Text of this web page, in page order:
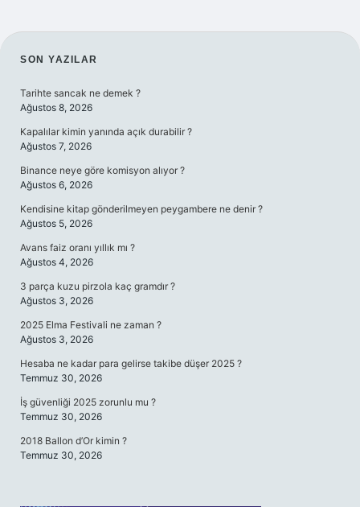
SIDEBAR
SON YAZILAR
Tarihte sancak ne demek ?
Ağustos 8, 2026
Kapalılar kimin yanında açık durabilir ?
Ağustos 7, 2026
Binance neye göre komisyon alıyor ?
Ağustos 6, 2026
Kendisine kitap gönderilmeyen peygambere ne denir ?
Ağustos 5, 2026
Avans faiz oranı yıllık mı ?
Ağustos 4, 2026
3 parça kuzu pirzola kaç gramdır ?
Ağustos 3, 2026
2025 Elma Festivali ne zaman ?
Ağustos 3, 2026
Hesaba ne kadar para gelirse takibe düşer 2025 ?
Temmuz 30, 2026
İş güvenliği 2025 zorunlu mu ?
Temmuz 30, 2026
2018 Ballon d’Or kimin ?
Temmuz 30, 2026